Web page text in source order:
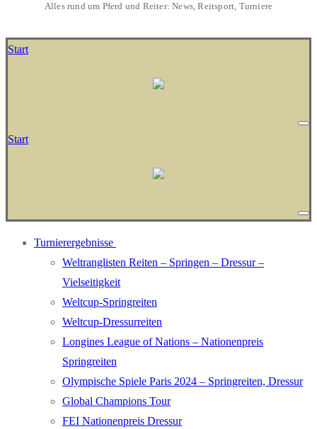
Alles rund um Pferd und Reiter: News, Reitsport, Turniere
Start
Start
Turnierergebnisse
Weltranglisten Reiten – Springen – Dressur –
Vielseitigkeit
Weltcup-Springreiten
Weltcup-Dressurreiten
Longines League of Nations – Nationenpreis
Springreiten
Olympische Spiele Paris 2024 – Springreiten, Dressur
Global Champions Tour
FEI Nationenpreis Dressur